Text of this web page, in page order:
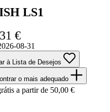
LS1
€
08-31
à Lista de Desejos
o mais adequado
a partir de 50,00 €